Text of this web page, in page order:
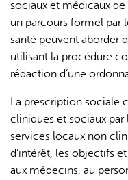
sociaux et médicaux
un parcours formel par
santé peuvent aborder
utilisant la procédure
rédaction d’une
La prescription sociale
cliniques et sociaux par
services locaux non
d’intérêt, les objectifs
aux médecins, au